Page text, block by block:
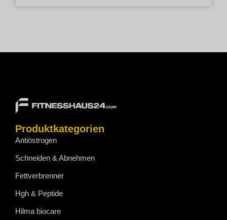
Produktkategorien
Antiöstrogen
Schneiden & Abnehmen
Fettverbrenner
Hgh & Peptide
Hilma biocare